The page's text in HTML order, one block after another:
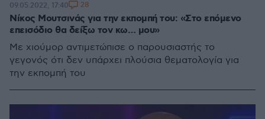
Νίκος Μουτσινάς για την εκπομπή του: «Στο επόμενο
επεισόδιο θα δείξω τον κω… μου»
Με χιούμορ αντιμετώπισε ο παρουσιαστής το
γεγονός ότι δεν υπάρχει πλούσια θεματολογία για
την εκπομπή του
09.05.2022, 17:40 28